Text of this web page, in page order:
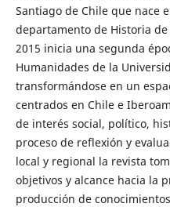
Santiago de Chile que nace
departamento de Historia
2015 inicia una segunda
Humanidades de la
transformándose en un
centrados en Chile e
de interés social, político,
proceso de reflexión y
local y regional la revista
objetivos y alcance hacia la
producción de